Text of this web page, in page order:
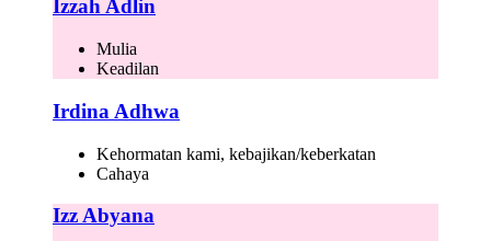
Izzah Adlin
Mulia
Keadilan
Irdina Adhwa
Kehormatan kami, kebajikan/keberkatan
Cahaya
Izz Abyana